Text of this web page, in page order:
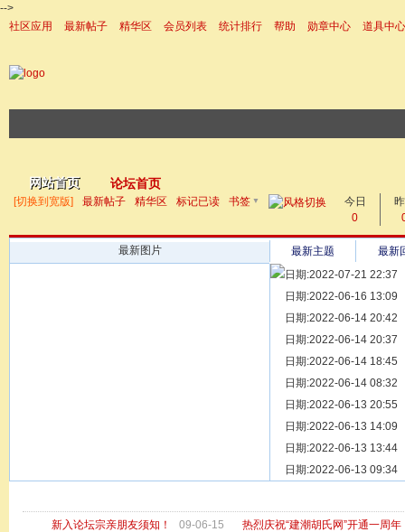
-->
社区应用
最新帖子 精华区 会员列表 统计排行 帮助 勋章中心
道具中心
网站首页 论坛首页
帖子
[切换到宽版] 最新帖子 精华区 标记已读 书签 ▼
今日
0
最新图片 最新主题
最新
日期:2022-07-21 22:37
[ 宗亲新闻 ] 同为宗亲，
日期:2022-06-16 13:09
[ 族谱知识 ] 漫话辈份
日期:2022-06-14 20:42
[ 族谱知识 ] 修族谱的用
日期:2022-06-14 20:37
[ 族谱知识 ] 一元等于多
日期:2022-06-14 18:45
[ 散文随笔 ] 写给远在天
日期:2022-06-14 08:32
[ 宗亲新闻 ] 关于“金鸡落
日期:2022-06-13 20:55
[ 庙堂宗祠 ] 洽礼祖祠
日期:2022-06-13 14:09
[ 庙堂宗祠 ] 京华胡氏二
日期:2022-06-13 13:44
[ 庙堂宗祠 ] 祖祠、家庙
日期:2022-06-13 09:34
新入论坛宗亲朋友须知！ 09-06-15 热烈庆祝“建潮胡氏网”开通一周年